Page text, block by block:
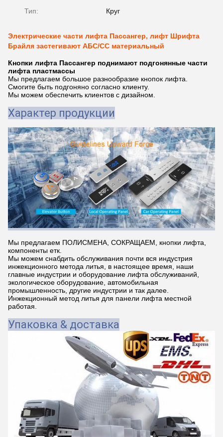
Тип: Круг
Электрические части лифта Пассангер, лифт Шрифта
Брайля застегивают АБС/СС материальный
Кнопки лифта Пассангер поднимают подгонянные части
лифта пластмассы
Мы предлагаем большое разнообразие кнопок лифта.
Смогите быть подгоняно согласно клиенту.
Мы можем обеспечить клиентов с дизайном.
Характер продукции
Мы предлагаем ПОЛИСМЕНА, СОКРАЩАЕМ, кнопки лифта,
компоненты етк.
Мы можем снабдить обслуживания почти вся индустрия
инжекционного метода литья, в настоящее время, наши
главные индустрии и оборудование лифта обслуживаний,
экологическое оборудование, автомобильная
промышленность, другие индустрии и так далее.
Инжекционный метод литья для панели лифта местной
работая.
Упаковка & доставка